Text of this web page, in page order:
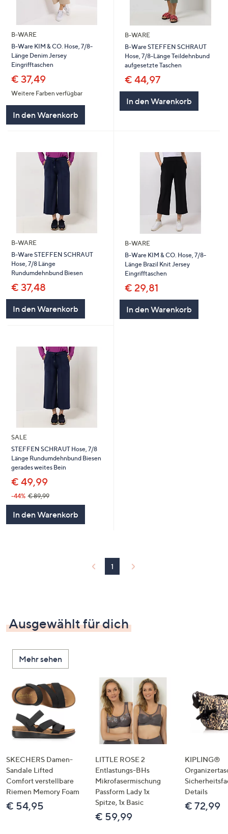
B-WARE
B-Ware KIM & CO. Hose, 7/8-
Länge Denim Jersey
Eingrifftaschen
€ 37,49
Weitere Farben verfügbar
In den Warenkorb
B-WARE
B-Ware STEFFEN SCHRAUT
Hose, 7/8-Länge Teildehnbund
aufgesetzte Taschen
€ 44,97
In den Warenkorb
B-WARE
B-Ware STEFFEN SCHRAUT
Hose, 7/8 Länge
Rundumdehnbund Biesen
€ 37,48
In den Warenkorb
B-WARE
B-Ware KIM & CO. Hose, 7/8-
Länge Brazil Knit Jersey
Eingrifftaschen
€ 29,81
In den Warenkorb
SALE
STEFFEN SCHRAUT Hose, 7/8
Länge Rundumdehnbund Biesen
gerades weites Bein
€ 49,99
-44% € 89,99
In den Warenkorb
1
Ausgewählt für dich
Mehr sehen
SKECHERS Damen-
Sandale Lifted
Comfort verstellbare
Riemen Memory Foam
€ 54,95
LITTLE ROSE 2
Entlastungs-BHs
Mikrofasermischung
Passform Lady 1x
Spitze, 1x Basic
€ 59,99
KIPLING®
Details
€ 72,99